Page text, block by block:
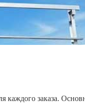
каждого заказа.